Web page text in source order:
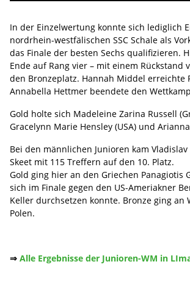
In der Einzelwertung konnte sich lediglich
nordrhein-westfälischen SSC Schale als
das Finale der besten Sechs qualifizieren.
Ende auf Rang vier – mit einem Rückstand
den Bronzeplatz. Hannah Middel erreichte
Annabella Hettmer beendete den
Gold holte sich Madeleine Zarina Russell
Gracelynn Marie Hensley (USA) und
Bei den männlichen Junioren kam
Skeet mit 115 Treffern auf den 10. Platz.
Gold ging hier an den Griechen Panagiotis
sich im Finale gegen den US-Ameriakner
Keller durchsetzen konnte. Bronze ging an
Polen.
⇒ Alle Ergebnisse der Junioren-WM in